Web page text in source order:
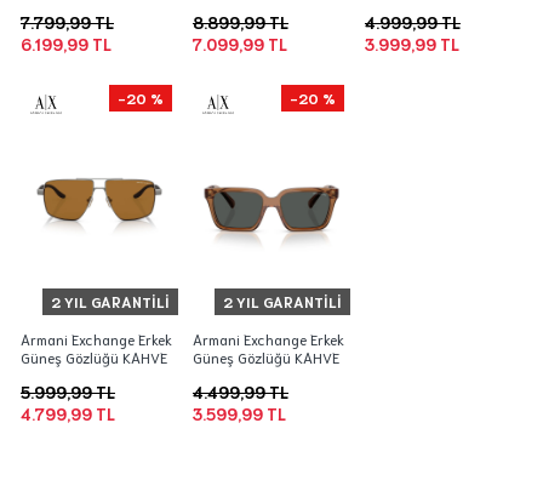
6.199,99 TL
7.799,99 TL
7.099,99 TL
8.899,99 TL
3.999,99 TL
4.999,99 TL
2 YIL GARANTILI
-20 %
Armani Exchange Erkek
Güneş Gözlüğü KAHVE
4.799,99 TL
5.999,99 TL
2 YIL GARANTILI
-20 %
Armani Exchange Erkek
Güneş Gözlüğü KAHVE
3.599,99 TL
4.499,99 TL